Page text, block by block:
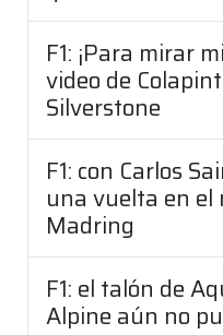
F1: ¡Para mirar
video de
Silverstone
F1: con Carlos
una vuelta en el
Madring
F1: el talón de
Alpine aún no